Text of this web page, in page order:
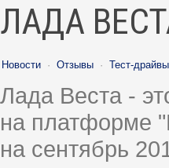
ЛАДА
Новости · Отзывы · Тест-драйвы
Лада Веста -
на платформе
на сентябрь